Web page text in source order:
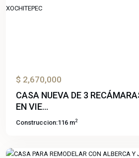
$ 2,670,000
CASA NUEVA DE 3
EN VIE...
Construccion:116 m2
Lomas
Cuernavaca,